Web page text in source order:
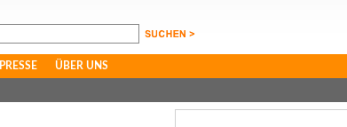
PRESSE ÜBER UNS